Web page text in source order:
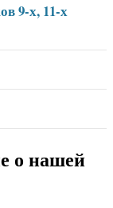
9-х, 11-х
о нашей